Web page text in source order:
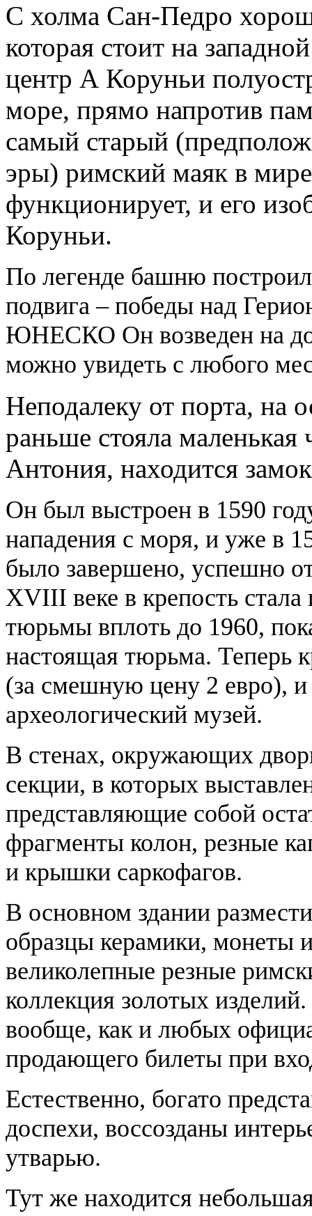
С холма Сан-Педро
которая стоит на
центр А Коруньи
море, прямо напротив
самый старый
эры) римский маяк в
функционирует, и его
Коруньи.
По легенде башню построил
подвига – победы над
ЮНЕСКО Он возведен на
можно увидеть с любого
Неподалеку от порта, на
раньше стояла маленькая
Антония, находится
Он был выстроен в 1590
нападения с моря, и уже в
было завершено, успешно
XVIII веке в крепость стала
тюрьмы вплоть до 1960,
настоящая тюрьма. Теперь
(за смешную цену 2 евро), и
археологический музей.
В стенах, окружающих
секции, в которых
представляющие собой
фрагменты колон, резные
и крышки саркофагов.
В основном здании
образцы керамики, монеты
великолепные резные
коллекция золотых
вообще, как и любых
продающего билеты при
Естественно, богато
доспехи, воссозданы
утварью.
Тут же находится